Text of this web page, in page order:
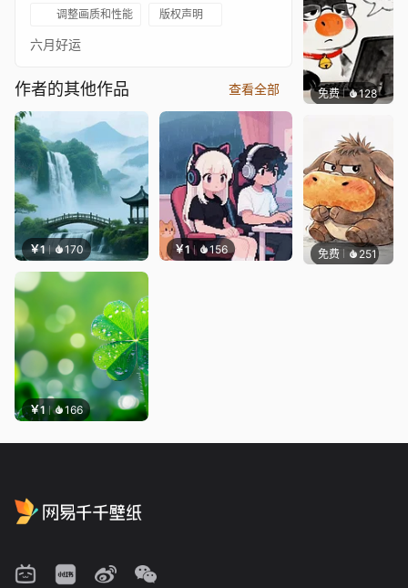
调整画质和性能 版权声明
六月好运
作者的其他作品 查看全部
￥1 170 ￥1 156
￥1 166
免费 128渔小小
免费 251渔小小